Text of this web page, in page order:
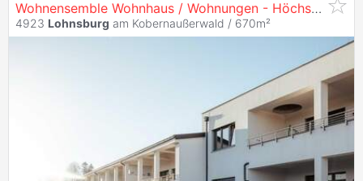
Wohnensemble Wohnhaus / Wohnungen - Höchster Wohnkomfort
4923 Lohnsburg am Kobernaußerwald / 670m²